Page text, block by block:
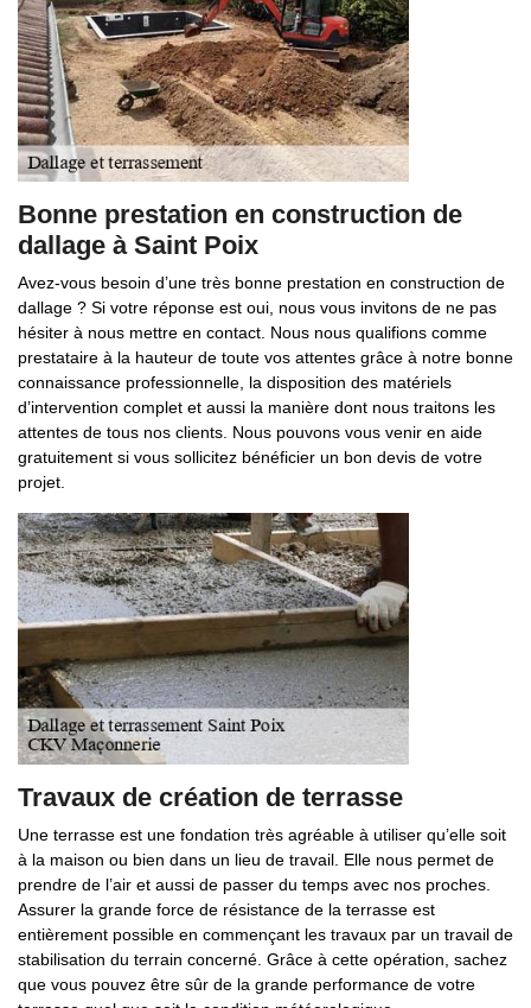
Bonne prestation en construction de
dallage à Saint Poix
Avez-vous besoin d’une très bonne prestation en construction de
dallage ? Si votre réponse est oui, nous vous invitons de ne pas
hésiter à nous mettre en contact. Nous nous qualifions comme
prestataire à la hauteur de toute vos attentes grâce à notre bonne
connaissance professionnelle, la disposition des matériels
d’intervention complet et aussi la manière dont nous traitons les
attentes de tous nos clients. Nous pouvons vous venir en aide
gratuitement si vous sollicitez bénéficier un bon devis de votre
projet.
Travaux de création de terrasse
Une terrasse est une fondation très agréable à utiliser qu’elle soit
à la maison ou bien dans un lieu de travail. Elle nous permet de
prendre de l’air et aussi de passer du temps avec nos proches.
Assurer la grande force de résistance de la terrasse est
entièrement possible en commençant les travaux par un travail de
stabilisation du terrain concerné. Grâce à cette opération, sachez
que vous pouvez être sûr de la grande performance de votre